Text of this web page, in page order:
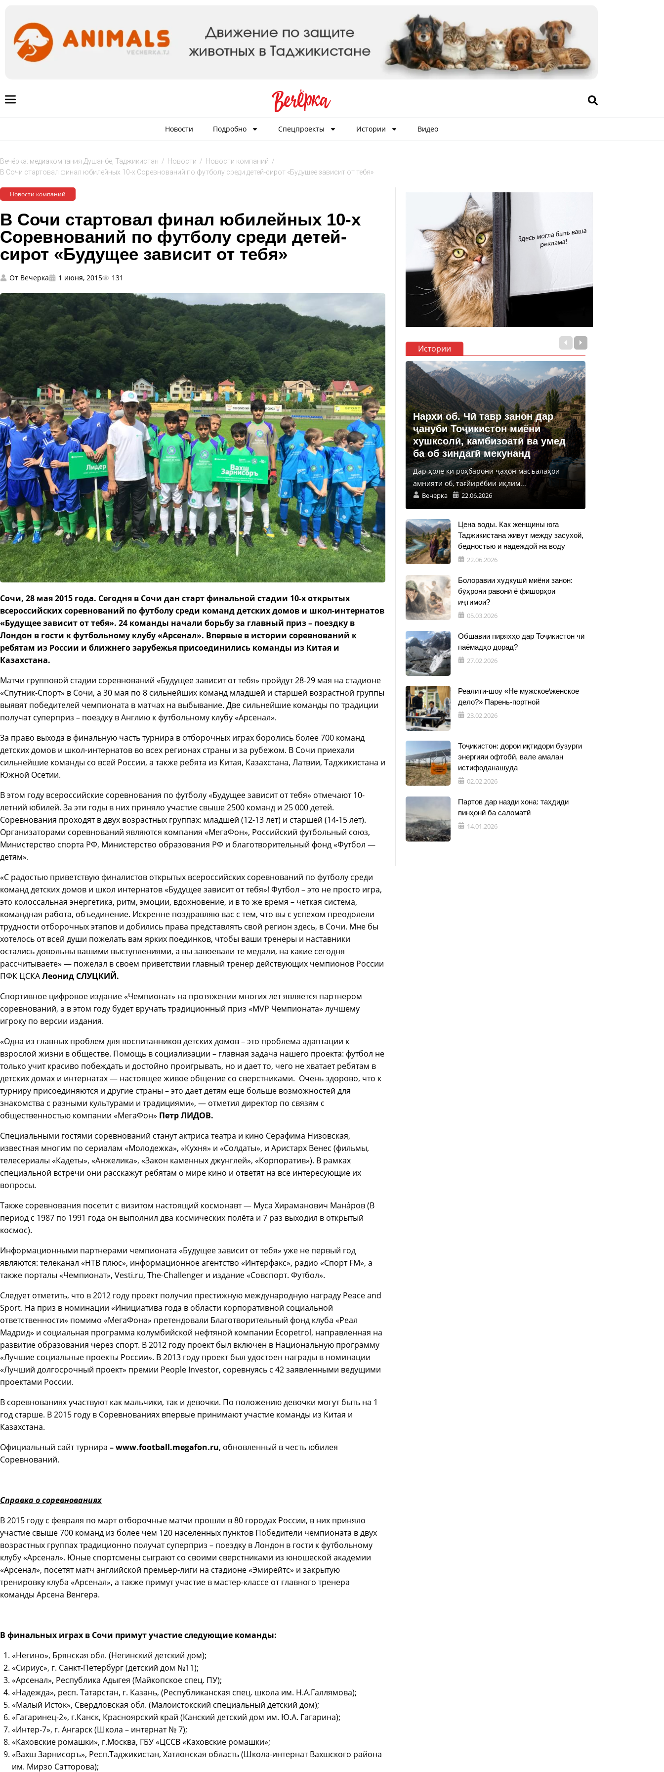
Новости Подробно Спецпроекты Истории Видео
Вечёрка: медиакомпания Душанбе, Таджикистан / Новости / Новости компаний /
В Сочи стартовал финал юбилейных 10-х Соревнований по футболу среди детей-сирот «Будущее зависит от тебя»
Новости компаний
В Сочи стартовал финал юбилейных 10-х
Соревнований по футболу среди детей-
сирот «Будущее зависит от тебя»
От Вечерка 1 июня, 2015 131
Сочи, 28 мая 2015 года. Сегодня в Сочи дан старт финальной стадии 10-х открытых
всероссийских соревнований по футболу среди команд детских домов и школ-интернатов
«Будущее зависит от тебя». 24 команды начали борьбу за главный приз – поездку в
Лондон в гости к футбольному клубу «Арсенал». Впервые в истории соревнований к
ребятам из России и ближнего зарубежья присоединились команды из Китая и
Казахстана.
Матчи групповой стадии соревнований «Будущее зависит от тебя» пройдут 28-29 мая на стадионе
«Спутник-Спорт» в Сочи, а 30 мая по 8 сильнейших команд младшей и старшей возрастной группы
выявят победителей чемпионата в матчах на выбывание. Две сильнейшие команды по традиции
получат суперприз – поездку в Англию к футбольному клубу «Арсенал».
За право выхода в финальную часть турнира в отборочных играх боролись более 700 команд
детских домов и школ-интернатов во всех регионах страны и за рубежом. В Сочи приехали
сильнейшие команды со всей России, а также ребята из Китая, Казахстана, Латвии, Таджикистана и
Южной Осетии.
В этом году всероссийские соревнования по футболу «Будущее зависит от тебя» отмечают 10-
летний юбилей. За эти годы в них приняло участие свыше 2500 команд и 25 000 детей.
Соревнования проходят в двух возрастных группах: младшей (12-13 лет) и старшей (14-15 лет).
Организаторами соревнований являются компания «МегаФон», Российский футбольный союз,
Министерство спорта РФ, Министерство образования РФ и благотворительный фонд «Футбол —
детям».
«С радостью приветствую финалистов открытых всероссийских соревнований по футболу среди
команд детских домов и школ интернатов «Будущее зависит от тебя»! Футбол – это не просто игра,
это колоссальная энергетика, ритм, эмоции, вдохновение, и в то же время – четкая система,
командная работа, объединение. Искренне поздравляю вас с тем, что вы с успехом преодолели
трудности отборочных этапов и добились права представлять свой регион здесь, в Сочи. Мне бы
хотелось от всей души пожелать вам ярких поединков, чтобы ваши тренеры и наставники
остались довольны вашими выступлениями, а вы завоевали те медали, на какие сегодня
рассчитываете» — пожелал в своем приветствии главный тренер действующих чемпионов России
ПФК ЦСКАЛеонид СЛУЦКИЙ.
Спортивное цифровое издание «Чемпионат» на протяжении многих лет является партнером
соревнований, а в этом году будет вручать традиционный приз «MVP Чемпионата» лучшему
игроку по версии издания.
«Одна из главных проблем для воспитанников детских домов – это проблема адаптации к
взрослой жизни в обществе. Помощь в социализации – главная задача нашего проекта: футбол не
только учит красиво побеждать и достойно проигрывать, но и дает то, чего не хватает ребятам в
детских домах и интернатах — настоящее живое общение со сверстниками. Очень здорово, что к
турниру присоединяются и другие страны – это дает детям еще больше возможностей для
знакомства с разными культурами и традициями», — отметил директор по связям с
общественностью компании «МегаФон» Петр ЛИДОВ.
Специальными гостями соревнований станут актриса театра и кино Серафима Низовская,
известная многим по сериалам «Молодежка», «Кухня» и «Солдаты», и Аристарх Венес (фильмы,
телесериалы «Кадеты», «Анжелика», «Закон каменных джунглей», «Корпоратив»). В рамках
специальной встречи они расскажут ребятам о мире кино и ответят на все интересующие их
вопросы.
Также соревнования посетит с визитом настоящий космонавт — Муса Хираманович Мана́ров (В
период с 1987 по 1991 года он выполнил два космических полёта и 7 раз выходил в открытый
космос).
Информационными партнерами чемпионата «Будущее зависит от тебя» уже не первый год
являются: телеканал «НТВ плюс», информационное агентство «Интерфакс», радио «Спорт FM», а
также порталы «Чемпионат», Vesti.ru, The-Challenger и издание «Совспорт. Футбол».
Следует отметить, что в 2012 году проект получил престижную международную награду Peace and
Sport. На приз в номинации «Инициатива года в области корпоративной социальной
ответственности» помимо «МегаФона» претендовали Благотворительный фонд клуба «Реал
Мадрид» и социальная программа колумбийской нефтяной компании Ecopetrol, направленная на
развитие образования через спорт. В 2012 году проект был включен в Национальную программу
«Лучшие социальные проекты России». В 2013 году проект был удостоен награды в номинации
«Лучший долгосрочный проект» премии People Investor, соревнуясь с 42 заявленными ведущими
проектами России.
В соревнованиях участвуют как мальчики, так и девочки. По положению девочки могут быть на 1
год старше. В 2015 году в Соревнованиях впервые принимают участие команды из Китая и
Казахстана.
Официальный сайт турнира – www.football.megafon.ru, обновленный в честь юбилея
Соревнований.
Справка о соревнованиях
В 2015 году с февраля по март отборочные матчи прошли в 80 городах России, в них приняло
участие свыше 700 команд из более чем 120 населенных пунктов Победители чемпионата в двух
возрастных группах традиционно получат суперприз – поездку в Лондон в гости к футбольному
клубу «Арсенал». Юные спортсмены сыграют со своими сверстниками из юношеской академии
«Арсенал», посетят матч английской премьер-лиги на стадионе «Эмирейтс» и закрытую
тренировку клуба «Арсенал», а также примут участие в мастер-классе от главного тренера
команды Арсена Венгера.
В финальных играх в Сочи примут участие следующие команды:
«Негино», Брянская обл. (Негинский детский дом);
«Сириус», г. Санкт-Петербург (детский дом №11);
«Арсенал», Республика Адыгея (Майкопское спец. ПУ);
«Надежда», респ. Татарстан, г. Казань, (Республиканская спец. школа им. Н.А.Галлямова);
«Малый Исток», Свердловская обл. (Малоистокский специальный детский дом);
«Гагаринец-2», г.Канск, Красноярский край (Канский детский дом им. Ю.А. Гагарина);
«Интер-7», г. Ангарск (Школа – интернат № 7);
«Каховские ромашки», г.Москва, ГБУ «ЦССВ «Каховские ромашки»;
«Вахш Зарнисоръ», Респ.Таджикистан, Хатлонская область (Школа-интернат Вахшского района
им. Мирзо Сатторова);
Истории
Нархи об. Чӣ тавр занон дар
ҷануби Тоҷикистон миёни
хушксолӣ, камбизоатӣ ва умед
ба об зиндагӣ мекунанд
Дар ҳоле ки роҳбарони ҷаҳон масъалаҳои
амнияти об, тағйирёбии иқлим...
Вечерка 22.06.2026
Цена воды. Как женщины юга
Таджикистана живут между засухой,
бедностью и надеждой на воду
22.06.2026
Болоравии худкушӣ миёни занон:
бӯҳрони равонӣ ё фишорҳои
иҷтимоӣ?
05.03.2026
Обшавии пиряхҳо дар Тоҷикистон чӣ
паёмадҳо дорад?
27.02.2026
Реалити-шоу «Не мужское\женское
дело?» Парень-портной
23.02.2026
Тоҷикистон: дорои иқтидори бузурги
энергияи офтобӣ, вале амалан
истифоданашуда
02.02.2026
Партов дар назди хона: таҳдиди
пинҳонӣ ба саломатӣ
14.01.2026